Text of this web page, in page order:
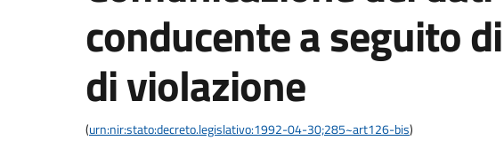
conducente a seguito
di violazione
(urn:nir:stato:decreto.legislativo:1992-04-30;285~art126-bis)